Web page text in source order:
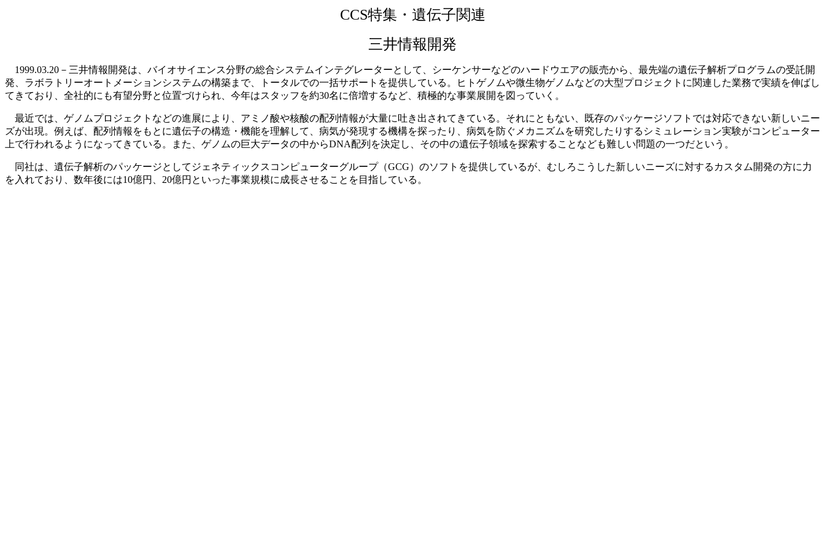
CCS特集・遺伝子関連
三井情報開発
1999.03.20－三井情報開発は、バイオサイエンス分野の総合システムインテグレーターとして、シーケンサーなどのハードウエアの販売から、最先端の遺伝子解析プログラムの受託開
発、ラボラトリーオートメーションシステムの構築まで、トータルでの一括サポートを提供している。ヒトゲノムや微生物ゲノムなどの大型プロジェクトに関連した業務で実績を伸ばし
てきており、全社的にも有望分野と位置づけられ、今年はスタッフを約30名に倍増するなど、積極的な事業展開を図っていく。
最近では、ゲノムプロジェクトなどの進展により、アミノ酸や核酸の配列情報が大量に吐き出されてきている。それにともない、既存のパッケージソフトでは対応できない新しいニー
ズが出現。例えば、配列情報をもとに遺伝子の構造・機能を理解して、病気が発現する機構を探ったり、病気を防ぐメカニズムを研究したりするシミュレーション実験がコンピューター
上で行われるようになってきている。また、ゲノムの巨大データの中からDNA配列を決定し、その中の遺伝子領域を探索することなども難しい問題の一つだという。
同社は、遺伝子解析のパッケージとしてジェネティックスコンピューターグループ（GCG）のソフトを提供しているが、むしろこうした新しいニーズに対するカスタム開発の方に力
を入れており、数年後には10億円、20億円といった事業規模に成長させることを目指している。